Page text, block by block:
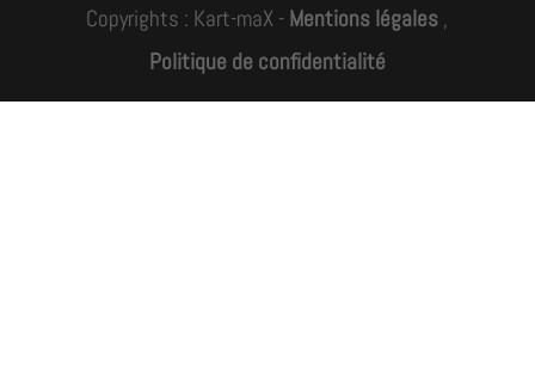
Copyrights : Kart-maX - Mentions légales ,
Politique de confidentialité